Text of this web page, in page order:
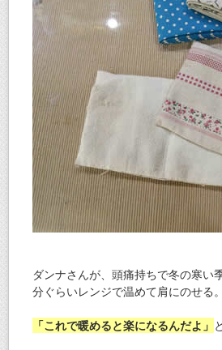
ダンナさんが、頭痛持ちで冬の寒い
分ぐらいレンジで温めて肩にのせる。
「これで暖めると楽になるんだよ」